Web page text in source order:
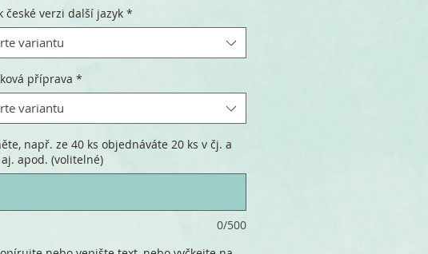
české verzi další jazyk *
variantu
příprava *
variantu
např. ze 40 ks objednáváte 20 ks v čj. a
apod. (volitelné)
0/500